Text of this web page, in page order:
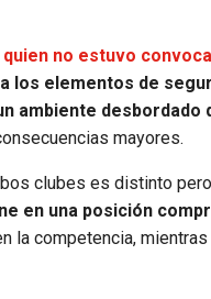
quien no estuvo
los elementos de
ambiente desbordado
mayores.
clubes es distinto
en una posición
la competencia,